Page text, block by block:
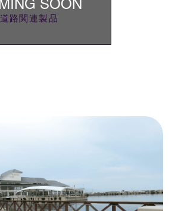
道路関連製品